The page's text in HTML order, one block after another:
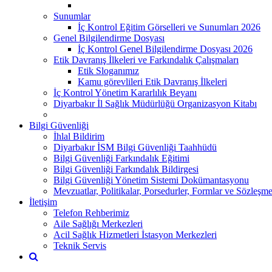
Sunumlar
İç Kontrol Eğitim Görselleri ve Sunumları 2026
Genel Bilgilendirme Dosyası
İç Kontrol Genel Bilgilendirme Dosyası 2026
Etik Davranış İlkeleri ve Farkındalık Çalışmaları
Etik Sloganımız
Kamu görevlileri Etik Davranış İlkeleri
İç Kontrol Yönetim Kararlılık Beyanı
Diyarbakır İl Sağlık Müdürlüğü Organizasyon Kitabı
Bilgi Güvenliği
İhlal Bildirim
Diyarbakır İSM Bilgi Güvenliği Taahhüdü
Bilgi Güvenliği Farkındalık Eğitimi
Bilgi Güvenliği Farkındalık Bildirgesi
Bilgi Güvenliği Yönetim Sistemi Dokümantasyonu
Mevzuatlar, Politikalar, Porsedurler, Formlar ve
İletişim
Telefon Rehberimiz
Aile Sağlığı Merkezleri
Acil Sağlık Hizmetleri İstasyon Merkezleri
Teknik Servis